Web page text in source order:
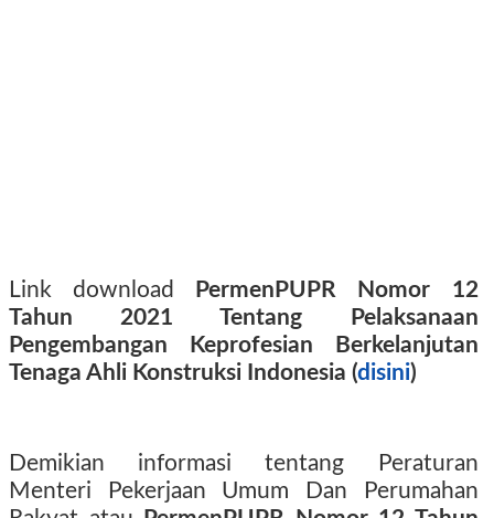
Link download
PermenPUPR Nomor 12
Tahun 2021 Tentang Pelaksanaan
Pengembangan Keprofesian Berkelanjutan
Tenaga Ahli Konstruksi Indonesia (disini)
Demikian informasi tentang Peraturan
Menteri Pekerjaan Umum Dan Perumahan